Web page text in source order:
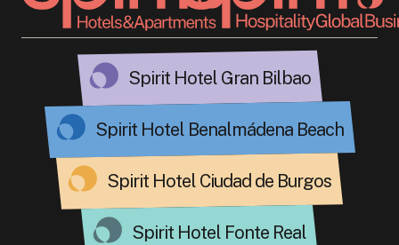
Spirit Hotel Gran Bilbao
Spirit Hotel Benalmádena Beach
Spirit Hotel Ciudad de Burgos
Spirit Hotel Fonte Real